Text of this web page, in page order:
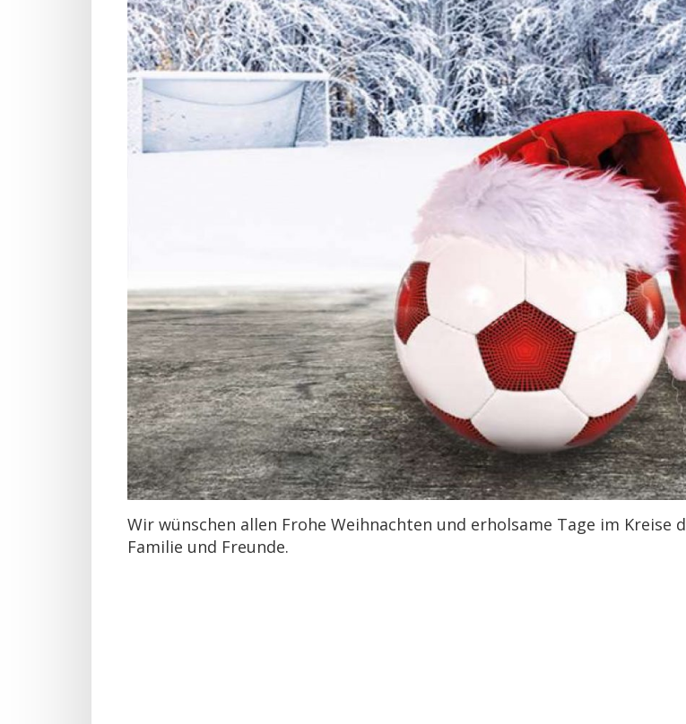
Wir wünschen allen Frohe Weihnachten und erholsame Tage im Kreise
Familie und Freunde.